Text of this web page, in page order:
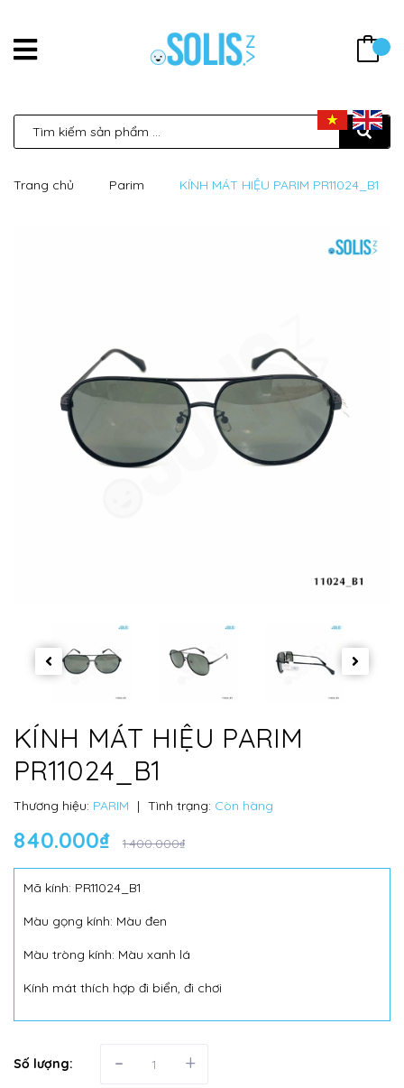
Trang chủ Parim KÍNH MÁT HIỆU PARIM PR11024_B1
KÍNH MÁT HIỆU PARIM
PR11024_B1
Thương hiệu: PARIM | Tình trạng: Còn hàng
840.000₫ 1.400.000₫
Mã kính: PR11024_B1
Màu gọng kính: Màu đen
Màu tròng kính: Màu xanh lá
Kính mát thích hợp đi biển, đi chơi
Số lượng: - +